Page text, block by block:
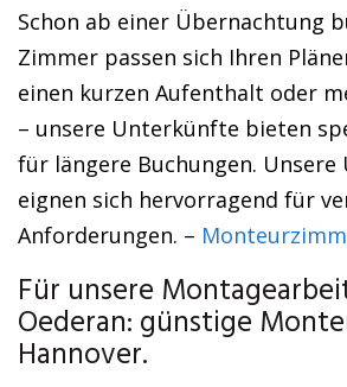
Schon ab einer Übernachtung
Zimmer passen sich Ihren
einen kurzen Aufenthalt oder
– unsere Unterkünfte bieten
für längere Buchungen.
eignen sich hervorragend für
Anforderungen. –
Für unsere
Oederan: günstige
Hannover.